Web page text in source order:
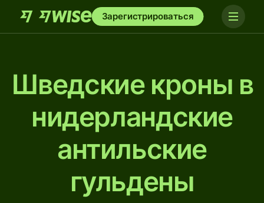
Зарегистрироваться
Шведские кроны в
нидерландские
антильские
гульдены